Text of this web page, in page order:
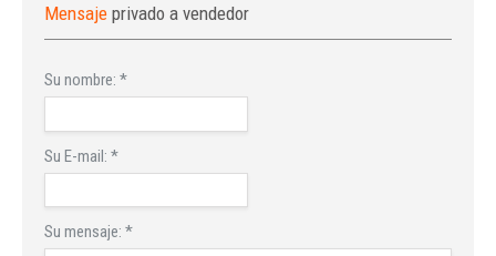
Mensaje privado a vendedor
Su nombre: *
Su E-mail: *
Su mensaje: *